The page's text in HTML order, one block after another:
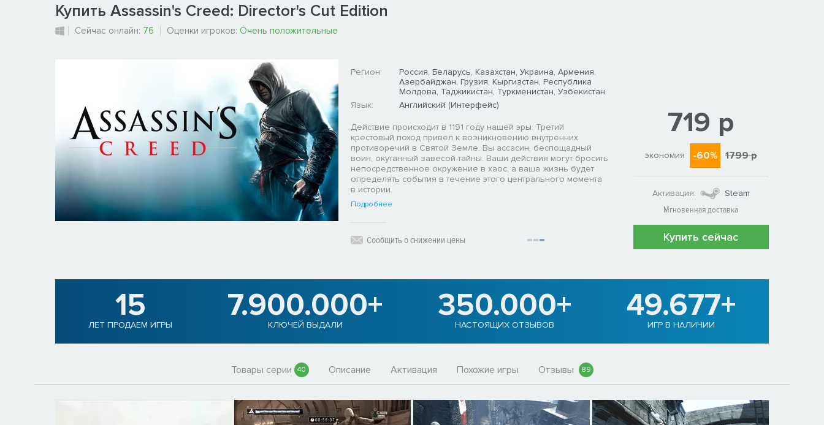
Купить Assassin's Creed: Director's Cut Edition
Сейчас онлайн: 76 Оценки игроков: Очень положительные
Регион:
Россия, Беларусь, Казахстан, Украина, Армения,
Азербайджан, Грузия, Кыргизстан, Республика
Молдова, Таджикистан, Туркменистан, Узбекистан
Язык:
Английский (Интерфейс)
Действие происходит в 1191 году нашей эры. Третий
крестовый поход привел к возникновению внутренних
противоречий в Святой Земле. Вы ассасин, беспощадный
воин, окутанный завесой тайны. Ваши действия могут бросить
непосредственное окружение в хаос, а ваша жизнь будет
определять события в течение этого центрального момента
в истории.
Подробнее
Сообщить о снижении цены
719 р
экономия -60% 1799 р
Активация:
Steam
Мгновенная доставка
Купить сейчас
15
ЛЕТ ПРОДАЕМ ИГРЫ
7.900.000+
КЛЮЧЕЙ ВЫДАЛИ
350.000+
НАСТОЯЩИХ ОТЗЫВОВ
49.677+
ИГР В НАЛИЧИИ
Товары серии 40 Описание Активация Похожие игры Отзывы 89